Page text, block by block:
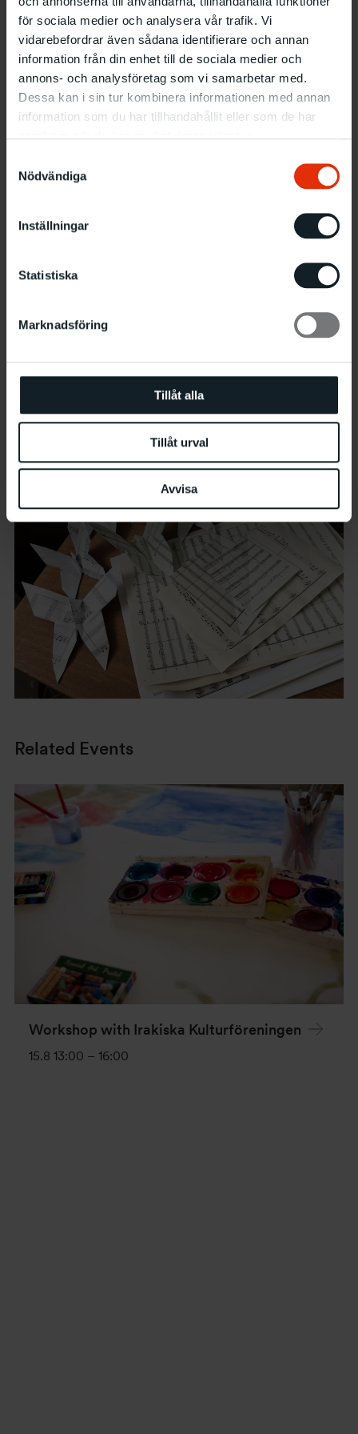
för sociala medier och analysera vår trafik. Vi
vidarebefordrar även sådana identifierare och annan
information från din enhet till de sociala medier och
annons- och analysföretag som vi samarbetar med.
Dessa kan i sin tur kombinera informationen med annan
information som du har tillhandahållit eller som de har
Nödvändiga
Inställningar
Statistiska
Marknadsföring
Tillåt alla
Tillåt urval
Avvisa
Workshopleader Basha Öberg.
Related Events
Workshop with Irakiska Kulturföreningen
15.8 13:00 – 16:00